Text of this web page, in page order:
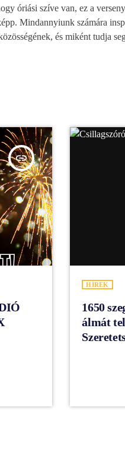
óriási szíve van, ez a
Mindannyiunk számára
és miként tudja
insert_link
HÍREK
1650
álmát